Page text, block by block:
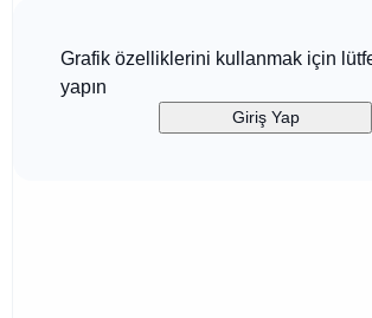
Grafik özelliklerini kullanmak için
yapın
Giriş Yap